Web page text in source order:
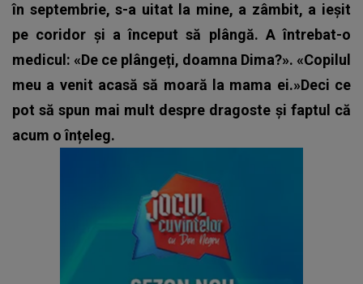
în septembrie, s-a uitat la mine, a zâmbit, a ieșit
pe coridor și a început să plângă. A întrebat-o
medicul: «De ce plângeți, doamna Dima?». «Copilul
meu a venit acasă să moară la mama ei.»Deci ce
pot să spun mai mult despre dragoste și faptul că
acum o înțeleg.